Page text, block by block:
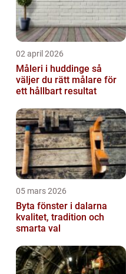
02 april 2026
Måleri i huddinge så
väljer du rätt målare för
ett hållbart resultat
05 mars 2026
Byta fönster i dalarna
kvalitet, tradition och
smarta val